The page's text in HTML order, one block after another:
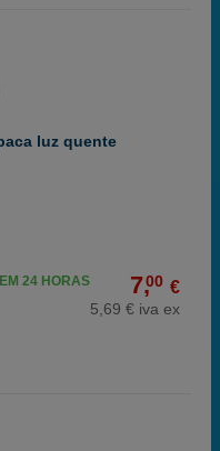
luz quente
7,00 €
5,69 € iva ex
24 HORAS